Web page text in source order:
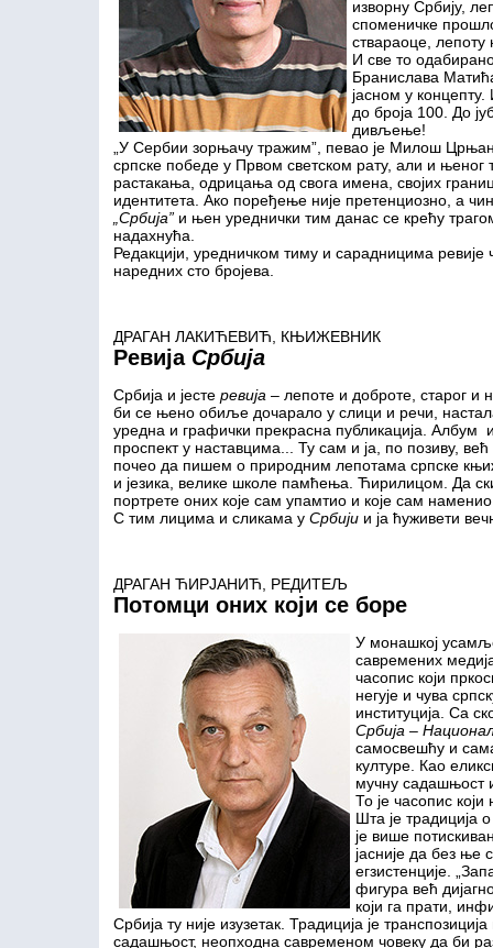
изворну Србију,
споменичке
ствараоце,
И све то
Бранислава
јасном у
до броја 100. До
дивљење!
„У Сербии зорњачу тражим”, певао је Милош
српске победе у Првом светском рату, али и њеног
растакања, одрицања од свога имена, својих
идентитета. Ако поређење није претенциозно, а
„Србија” и њен уреднички тим данас се крећу
надахнућа.
Редакцији, уредничком тиму и сарадницима ревије
наредних сто бројева.
ДРАГАН ЛАКИЋЕВИЋ, КЊИЖЕВНИК
Ревија Србија
Србија и јесте ревија – лепоте и доброте, старог и
би се њено обиље дочарало у слици и речи,
уредна и графички прекрасна публикација. Албум
проспект у наставцима... Ту сам и ја, по позиву,
почео да пишем о природним лепотама српске
и језика, велике школе памћења. Ћирилицом. Да
портрете оних које сам упамтио и које сам
С тим лицима и сликама у Србији и ја ћуживети
ДРАГАН ЋИРЈАНИЋ, РЕДИТЕЉ
Потомци оних који се боре
У монашкој
савремених
часопис који
негује и чува
институција. Са
Србија –
самосвешћу и
културе. Као
мучну садашњост
То је часопис
Шта је традиција
је више
јасније да без ње
егзистенције.
фигура већ
који га прати,
Србија ту није изузетак. Традиција је
садашњост, неопходна савременом човеку да би